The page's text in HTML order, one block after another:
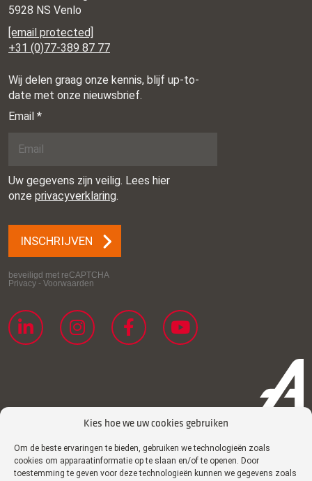
Kies hoe we uw cookies gebruiken
Om de beste ervaringen te bieden, gebruiken we technologieën zoals
cookies om apparaatinformatie op te slaan en/of te openen. Door
toestemming te geven voor deze technologieën kunnen we gegevens zoals
5928 NS Venlo
[email protected]
+31 (0)77-389 87 77
Privacyverklaring